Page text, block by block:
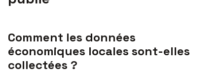
Comment les données
économiques locales sont-elles
collectées ?